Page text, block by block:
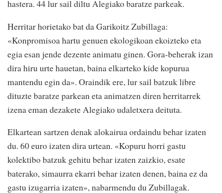
hastera. 44 lur sail diltu Alegiako baratze parkeak.
Herritar horietako bat da Garikoitz Zubillaga:
«Konpromisoa hartu genuen ekologikoan ekoizteko eta
egia esan jende dezente animatu ginen. Gora-beherak izan
dira hiru urte hauetan, baina elkarteko kide kopurua
mantendu egin da». Oraindik ere, lur sail batzuk libre
dituzte baratze parkean eta animatzen diren herritarrek
izena eman dezakete Alegiako udaletxera deituta.
Elkartean sartzen denak alokairua ordaindu behar izaten
du. 60 euro izaten dira urtean. «Kopuru horri gastu
kolektibo batzuk gehitu behar izaten zaizkio, esate
baterako, simaurra ekarri behar izaten denen, baina ez da
gastu izugarria izaten», nabarmendu du Zubillagak.